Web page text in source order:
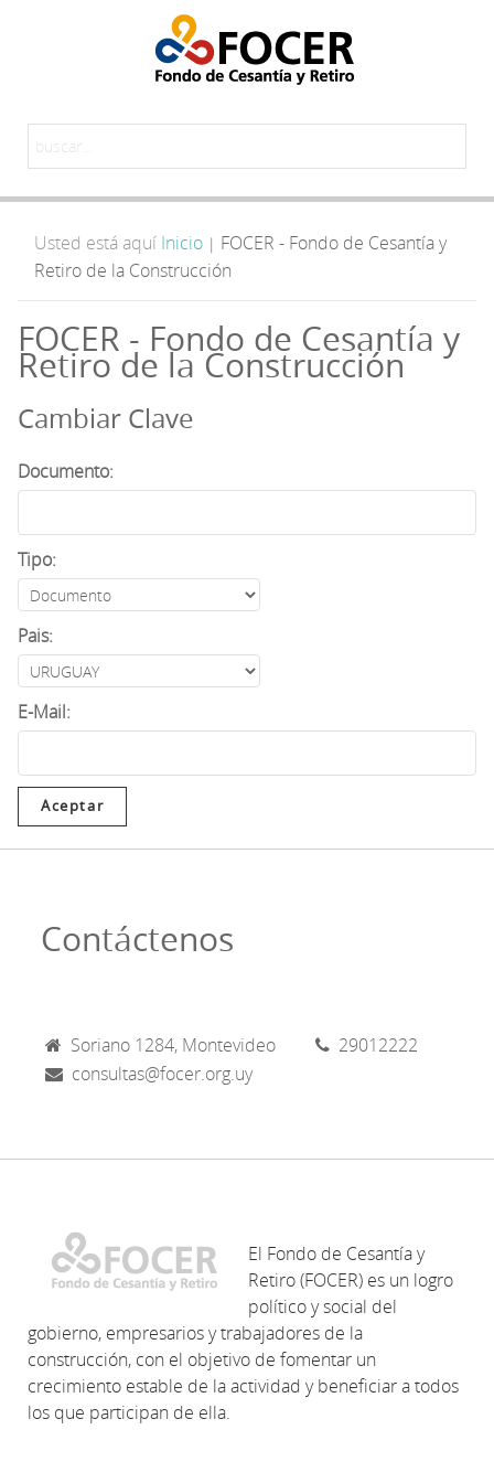
Usted está aquí Inicio | FOCER - Fondo de Cesantía y
Retiro de la Construcción
FOCER - Fondo de Cesantía y
Retiro de la Construcción
Cambiar Clave
Documento:
Tipo:
Pais:
E-Mail:
Contáctenos
Soriano 1284, Montevideo
29012222
consultas@focer.org.uy
El Fondo de Cesantía y
Retiro (FOCER) es un logro
político y social del
gobierno, empresarios y trabajadores de la
construcción, con el objetivo de fomentar un
crecimiento estable de la actividad y beneficiar a todos
los que participan de ella.